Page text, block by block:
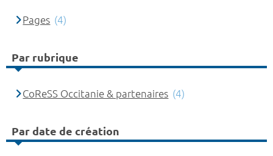
Pages (4)
Par rubrique
CoReSS Occitanie & partenaires (4)
Par date de création